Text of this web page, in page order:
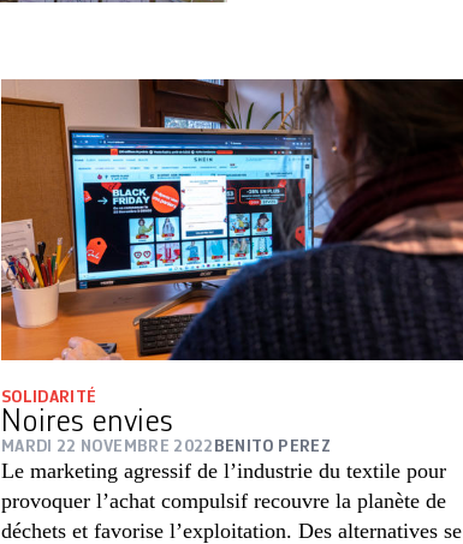
SOLIDARITÉ
Noires envies
MARDI 22 NOVEMBRE 2022 BENITO PEREZ
Le marketing agressif de l’industrie du textile pour
provoquer l’achat compulsif recouvre la planète de
déchets et favorise l’exploitation. Des alternatives se